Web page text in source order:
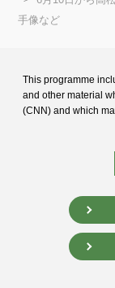
手像など
This programme
and other material
(CNN) and which